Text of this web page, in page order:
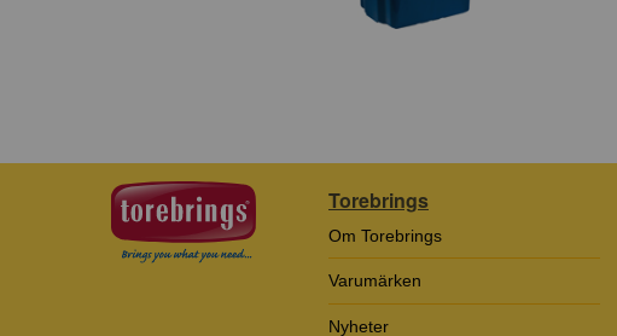
Torebrings
Om Torebrings
Varumärken
Nyheter